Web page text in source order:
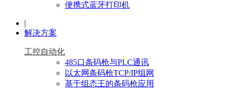
便携式蓝牙打印机
|
解决方案
工控自动化
485口条码枪与PLC通讯
以太网条码枪TCP/IP组网
基于组态王的条码枪应用